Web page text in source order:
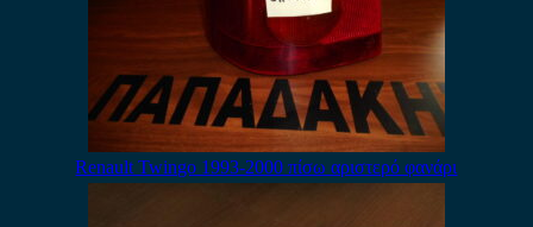
Renault Twingo 1993-2000 πίσω αριστερό φανάρι